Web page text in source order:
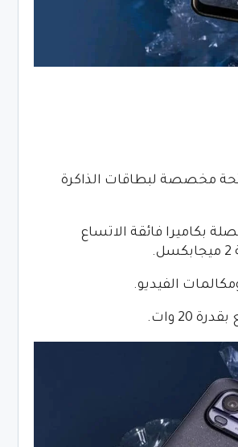
للتوسعة عبر فتحة مخصصة لبطاقات الذاكرة
منها تأتي بدقة 50 ميجابكسل، متصلة بكاميرا فائقة الاتساع